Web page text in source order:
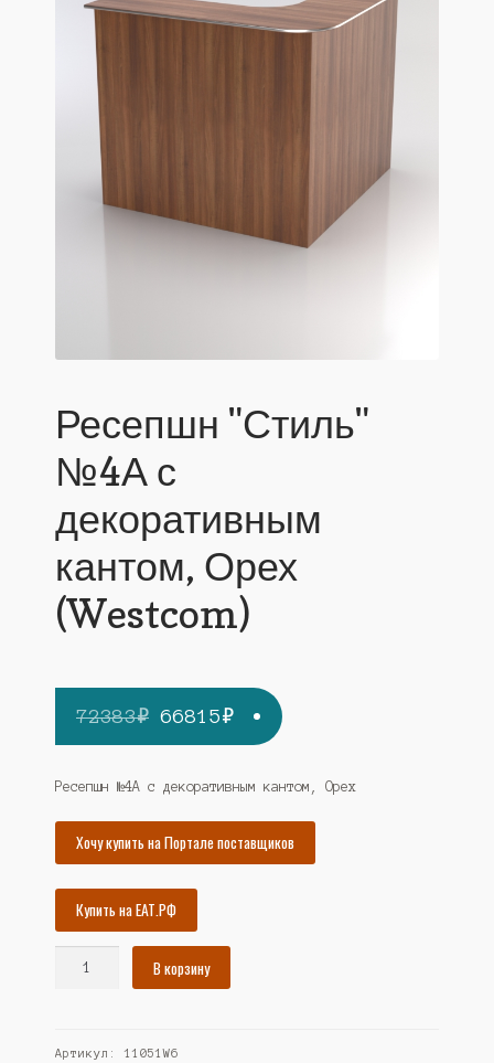
Ресепшн "Стиль"
№4А с
декоративным
кантом, Орех
(Westcom)
72383₽ Первоначальная
цена
составляла
72383₽.
66815₽Текущая
цена:
66815₽.
Ресепшн №4А с декоративным кантом, Орех
Хочу купить на Портале поставщиков
Купить на ЕАТ.РФ
№4А
В корзину
Артикул:11051W6